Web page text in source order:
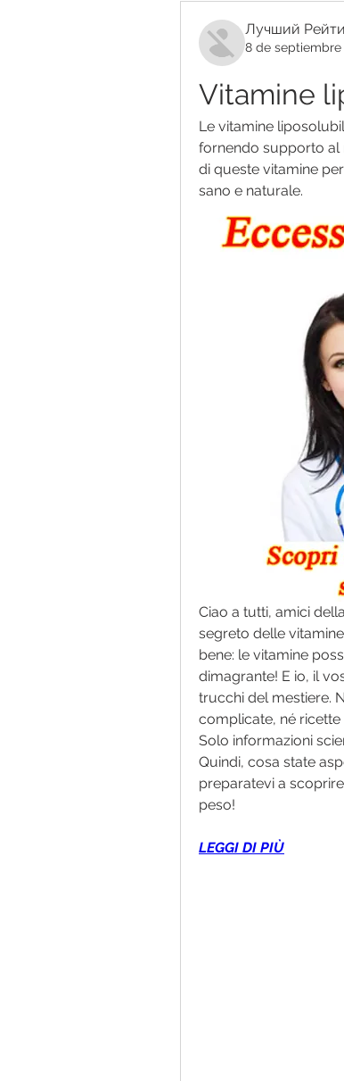
Лучший
8 de septiembre
Vitamine
Le vitamine
fornendo supporto al
di queste vitamine
sano e naturale.
Ciao a tutti, amici
segreto delle
bene: le vitamine
dimagrante! E io, il
trucchi del mestiere.
complicate, né
Solo informazioni
Quindi, cosa state
preparatevi a
peso!
LEGGI DI PIÙ